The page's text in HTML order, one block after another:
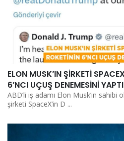
ELON MUSK’IN ŞİRKETİ
6’NCI UÇUŞ DENEMESİNİ YAPTI
ABD’li iş adamı Elon Musk’ın sahibi
şirketi SpaceX’in D ...